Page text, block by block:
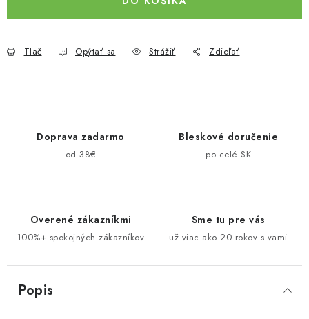
Tlač Opýtať sa Strážiť Zdieľať
Doprava zadarmo
od 38€
Bleskové doručenie
po celé SK
Overené zákazníkmi
100%+ spokojných zákazníkov
Sme tu pre vás
už viac ako 20 rokov s vami
Popis